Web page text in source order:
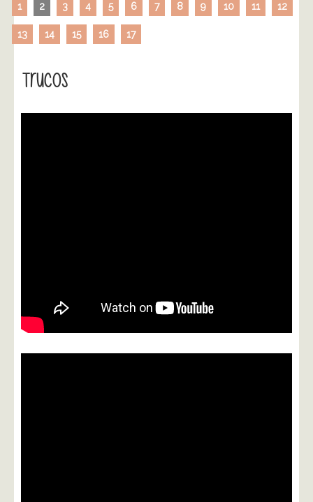
1 2 3 4 5 6 7 8 9 10 11 12
13 14 15 16 17
Trucos